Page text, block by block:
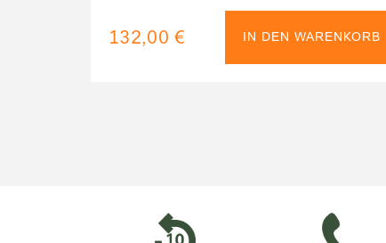
132,00 € IN DEN WARENKORB